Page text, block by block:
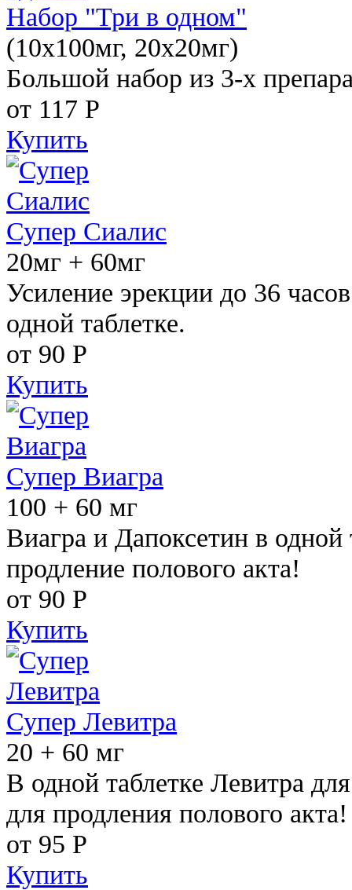
Набор "Три в одном"
(10x100мг, 20x20мг)
Большой набор из 3-х
от 117 Р
Купить
Супер Сиалис
20мг + 60мг
Усиление эрекции до 36
одной таблетке.
от 90 Р
Купить
Супер Виагра
100 + 60 мг
Виагра и Дапоксетин в одной
продление полового акта!
от 90 Р
Купить
Супер Левитра
20 + 60 мг
В одной таблетке Левитра
для продления полового акта!
от 95 Р
Купить